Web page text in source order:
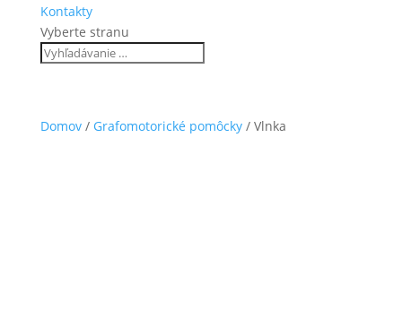
Kontakty
Vyberte stranu
Domov/ Grafomotorické pomôcky/ Vlnka